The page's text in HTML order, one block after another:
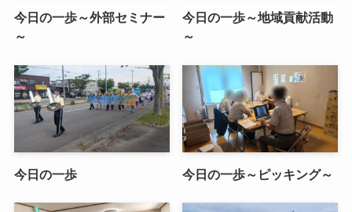
今日の一歩～外部セミナー
～
今日の一歩～地域貢献活動
～
今日の一歩 今日の一歩～ピッキング～